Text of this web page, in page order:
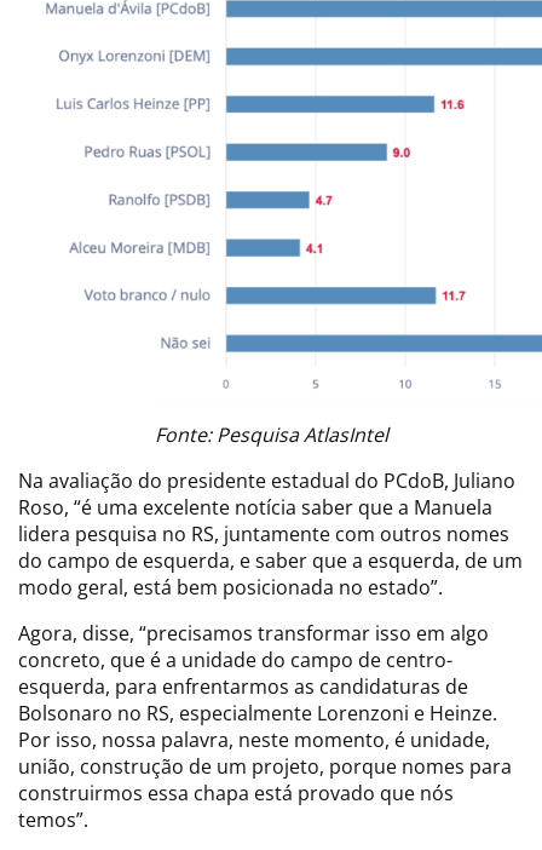
Fonte: Pesquisa AtlasIntel
Na avaliação do presidente estadual do PCdoB, Juliano
Roso, “é uma excelente notícia saber que a Manuela
lidera pesquisa no RS, juntamente com outros nomes
do campo de esquerda, e saber que a esquerda, de um
modo geral, está bem posicionada no estado”.
Agora, disse, “precisamos transformar isso em algo
concreto, que é a unidade do campo de centro-
esquerda, para enfrentarmos as candidaturas de
Bolsonaro no RS, especialmente Lorenzoni e Heinze.
Por isso, nossa palavra, neste momento, é unidade,
união, construção de um projeto, porque nomes para
construirmos essa chapa está provado que nós
temos”.